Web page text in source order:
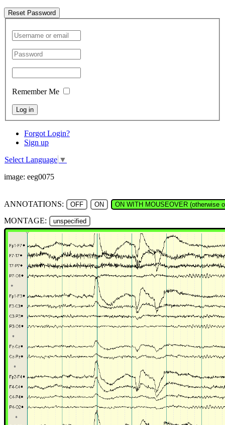
Reset Password
Remember Me
Log in
Forgot Login?
Sign up
Select Language ▼
image: eeg0075
ANNOTATIONS: OFF ON ON WITH MOUSEOVER (otherwise
MONTAGE: unspecified